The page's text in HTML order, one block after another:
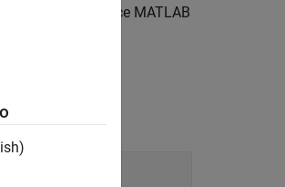
. Il codice MATLAB